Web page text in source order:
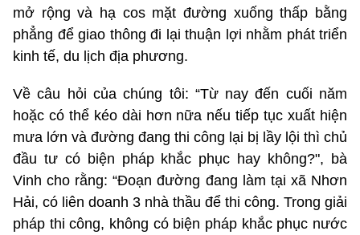
mở rộng và hạ cos mặt đường xuống thấp bằng
phẳng để giao thông đi lại thuận lợi nhằm phát triển
kinh tế, du lịch địa phương.
Về câu hỏi của chúng tôi: “Từ nay đến cuối năm
hoặc có thể kéo dài hơn nữa nếu tiếp tục xuất hiện
mưa lớn và đường đang thi công lại bị lầy lội thì chủ
đầu tư có biện pháp khắc phục hay không?", bà
Vinh cho rằng: “Đoạn đường đang làm tại xã Nhơn
Hải, có liên doanh 3 nhà thầu để thi công. Trong giải
pháp thi công, không có biện pháp khắc phục nước